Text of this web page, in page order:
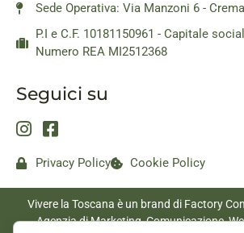
Sede Operativa: Via Manzoni 6 -
P.I e C.F. 10181150961 - Capitale
Numero REA MI2512368
Seguici su
Privacy Policy Cookie Policy
Vivere la Toscana è un brand di Factory
Agenzia di Marketing, Comunicazione,